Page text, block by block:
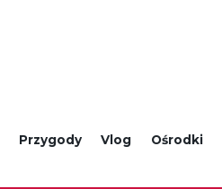
Przygody Vlog Ośrodki